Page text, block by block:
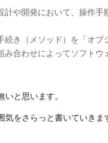
や開発において、操作手
き（メソッド）を「オブ
合わせによってソフトウ
と思います。
をさらっと書いていきま